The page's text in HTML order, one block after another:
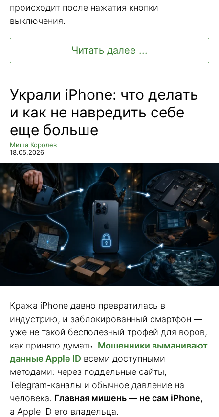
происходит после нажатия кнопки
выключения.
Читать далее ...
Украли iPhone: что делать
и как не навредить себе
еще больше
Миша Королев
18.05.2026
Кража iPhone давно превратилась в
индустрию, и заблокированный смартфон —
уже не такой бесполезный трофей для воров,
как принято думать. Мошенники выманивают
данные Apple ID всеми доступными
методами: через поддельные сайты,
Telegram-каналы и обычное давление на
человека. Главная мишень — не сам iPhone,
а Apple ID его владельца.